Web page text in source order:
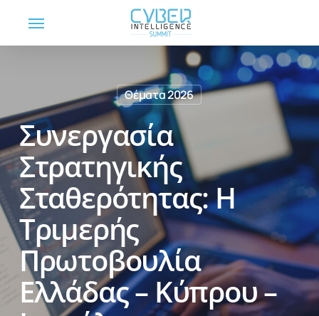
Menu
Θέματα 2026
Συνεργασία
Στρατηγικής
Σταθερότητας: Η
Τριμερής
Πρωτοβουλία
Ελλάδας – Κύπρου –